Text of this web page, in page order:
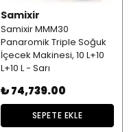
Samixir
Samixir MMM30
Panaromik Triple Soğuk
İçecek Makinesi, 10 L+10
L+10 L - Sarı
₺ 74,739.00
SEPETE EKLE